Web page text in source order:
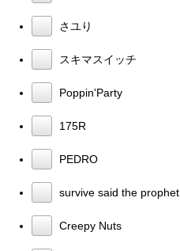
さユり
スキマスイッチ
Poppin'Party
175R
PEDRO
survive said the prophet
Creepy Nuts